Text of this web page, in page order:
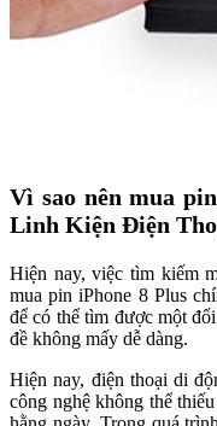
Vì sao nên mua
Linh Kiện Điện
Hiện nay, việc tìm kiếm
mua pin iPhone 8 Plus
để có thể tìm được một
đề không mấy dễ dàng.
Hiện nay, điện thoại di
công nghệ không thể